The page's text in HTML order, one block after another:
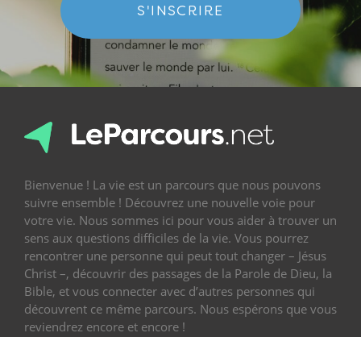
S'INSCRIRE
Bienvenue ! La vie est un parcours que nous pouvons
suivre ensemble ! Découvrez une nouvelle voie pour
votre vie. Nous sommes ici pour vous aider à trouver un
sens aux questions difficiles de la vie. Vous pourrez
rencontrer une personne qui peut tout changer – Jésus
Christ –, découvrir des passages de la Parole de Dieu, la
Bible, et vous connecter avec d’autres personnes qui
découvrent ce même parcours. Nous espérons que vous
reviendrez encore et encore !